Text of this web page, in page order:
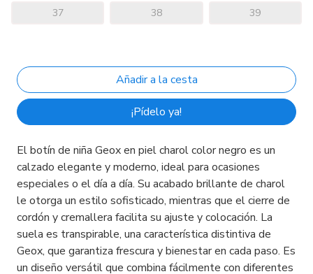
37 38 39
¡Pídelo ya!
El botín de niña Geox en piel charol color negro es un
calzado elegante y moderno, ideal para ocasiones
especiales o el día a día. Su acabado brillante de charol
le otorga un estilo sofisticado, mientras que el cierre de
cordón y cremallera facilita su ajuste y colocación. La
suela es transpirable, una característica distintiva de
Geox, que garantiza frescura y bienestar en cada paso. Es
un diseño versátil que combina fácilmente con diferentes